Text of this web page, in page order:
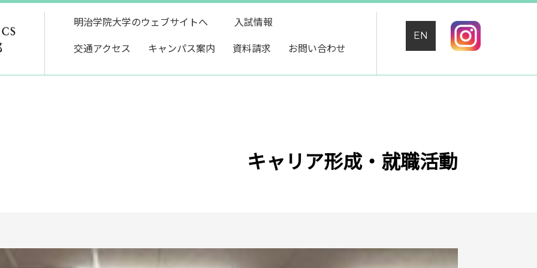
明治学院大学のウェブサイトへ 入試情報
交通アクセス キャンパス案内 資料請求 お問い合わせ
EN
キャリア形成・就職活動